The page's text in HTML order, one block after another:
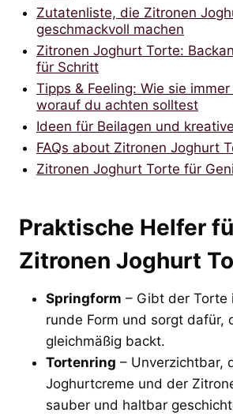
Zutatenliste, die Zitronen
geschmackvoll machen
Zitronen Joghurt Torte:
für Schritt
Tipps & Feeling: Wie sie
worauf du achten solltest
Ideen für Beilagen und
FAQs about Zitronen Joghurt
Zitronen Joghurt Torte für
Praktische Helfer
Zitronen Joghurt
Springform – Gibt der Torte
runde Form und sorgt dafür,
gleichmäßig backt.
Tortenring – Unverzichtbar,
Joghurtcreme und der
sauber und haltbar